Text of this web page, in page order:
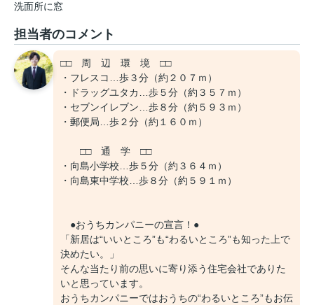
洗面所に窓
担当者のコメント
□□ 周 辺 環 境 □□
・フレスコ…歩３分（約２０７ｍ）
・ドラッグユタカ…歩５分（約３５７ｍ）
・セブンイレブン…歩８分（約５９３ｍ）
・郵便局…歩２分（約１６０ｍ）
□□ 通 学 □□
・向島小学校…歩５分（約３６４ｍ）
・向島東中学校…歩８分（約５９１ｍ）
●おうちカンパニーの宣言！●
「新居は“いいところ”も“わるいところ”も知った上で
決めたい。」
そんな当たり前の思いに寄り添う住宅会社でありた
いと思っています。
おうちカンパニーではおうちの“わるいところ”もお伝